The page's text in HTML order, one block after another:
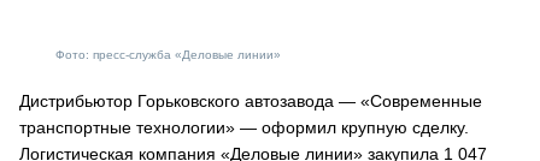
Фото: пресс-служба «Деловые линии»
Дистрибьютор Горьковского автозавода — «Современные
транспортные технологии» — оформил крупную сделку.
Логистическая компания «Деловые линии» закупила 1 047